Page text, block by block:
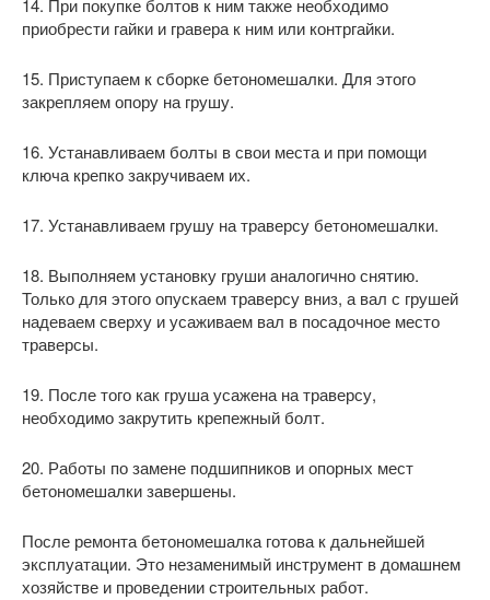
14. При покупке болтов к ним также необходимо
приобрести гайки и гравера к ним или контргайки.
15. Приступаем к сборке бетономешалки. Для этого
закрепляем опору на грушу.
16. Устанавливаем болты в свои места и при помощи
ключа крепко закручиваем их.
17. Устанавливаем грушу на траверсу бетономешалки.
18. Выполняем установку груши аналогично снятию.
Только для этого опускаем траверсу вниз, а вал с грушей
надеваем сверху и усаживаем вал в посадочное место
траверсы.
19. После того как груша усажена на траверсу,
необходимо закрутить крепежный болт.
20. Работы по замене подшипников и опорных мест
бетономешалки завершены.
После ремонта бетономешалка готова к дальнейшей
эксплуатации. Это незаменимый инструмент в домашнем
хозяйстве и проведении строительных работ.